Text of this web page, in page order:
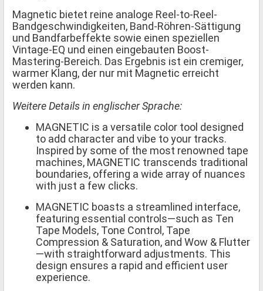
Magnetic bietet reine analoge Reel-to-Reel-
Bandgeschwindigkeiten, Band-Röhren-Sättigung
und Bandfarbeffekte sowie einen speziellen
Vintage-EQ und einen eingebauten Boost-
Mastering-Bereich. Das Ergebnis ist ein cremiger,
warmer Klang, der nur mit Magnetic erreicht
werden kann.
Weitere Details in englischer Sprache:
MAGNETIC is a versatile color tool designed
to add character and vibe to your tracks.
Inspired by some of the most renowned tape
machines, MAGNETIC transcends traditional
boundaries, offering a wide array of nuances
with just a few clicks.
MAGNETIC boasts a streamlined interface,
featuring essential controls—such as Ten
Tape Models, Tone Control, Tape
Compression & Saturation, and Wow & Flutter
—with straightforward adjustments. This
design ensures a rapid and efficient user
experience.